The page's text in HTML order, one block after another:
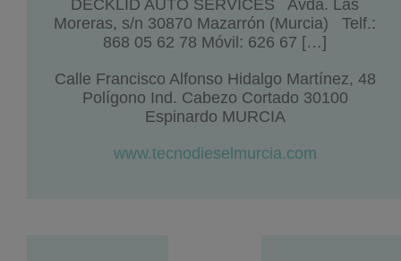
DECKLID AUTO SERVICES Avda. Las
Moreras, s/n 30870 Mazarrón (Murcia) Telf.:
868 05 62 78 Móvil: 626 67 […]
Calle Francisco Alfonso Hidalgo Martínez, 48
Polígono Ind. Cabezo Cortado 30100
Espinardo MURCIA
www.tecnodieselmurcia.com